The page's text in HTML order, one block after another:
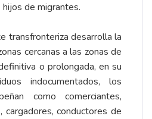
de migrantes.
transfronteriza desarrolla la
cercanas a las zonas de
o prolongada, en su
indocumentados, los
como comerciantes,
cargadores, conductores de